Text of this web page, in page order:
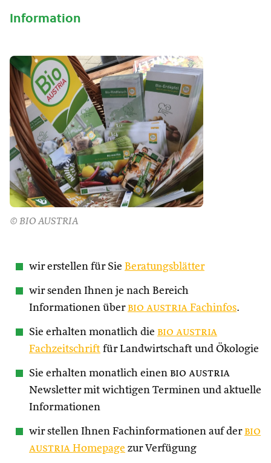
Information
© BIO AUSTRIA
wir erstellen für Sie Beratungsblätter
wir senden Ihnen je nach Bereich
Informationen über bio austria Fachinfos.
Sie erhalten monatlich die bio austria
Fachzeitschrift für Landwirtschaft und Ökologie
Sie erhalten monatlich einen bio austria
Newsletter mit wichtigen Terminen und aktuelle
Informationen
wir stellen Ihnen Fachinformationen auf der bio
austria Homepage zur Verfügung